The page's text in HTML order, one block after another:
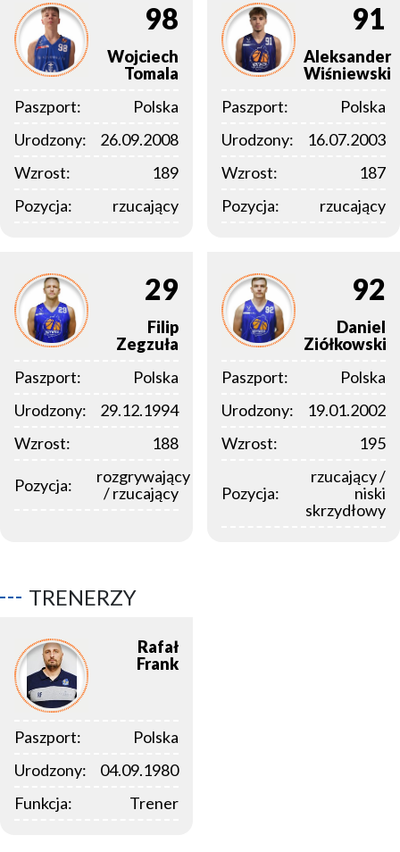
98
Wojciech
Tomala
Paszport:
Polska
Urodzony:
26.09.2008
Wzrost:
189
Pozycja:
rzucający
91
Aleksander
Wiśniewski
Paszport:
Polska
Urodzony:
16.07.2003
Wzrost:
187
Pozycja:
rzucający
29
Filip
Zegzuła
Paszport:
Polska
Urodzony:
29.12.1994
Wzrost:
188
Pozycja:
rozgrywający
/ rzucający
92
Daniel
Ziółkowski
Paszport:
Polska
Urodzony:
19.01.2002
Wzrost:
195
Pozycja:
rzucający /
niski
skrzydłowy
TRENERZY
Rafał
Frank
Paszport:
Polska
Urodzony:
04.09.1980
Funkcja:
Trener